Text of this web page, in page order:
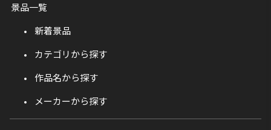
景品一覧
新着景品
カテゴリから探す
作品名から探す
メーカーから探す